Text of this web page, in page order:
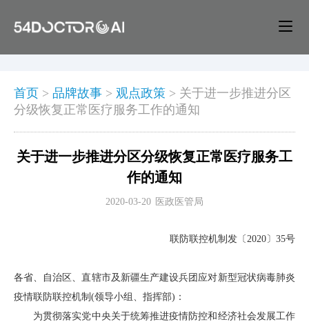
首页 > 品牌故事 > 观点政策 > 关于进一步推进分区
分级恢复正常医疗服务工作的通知
关于进一步推进分区分级恢复正常医疗服务工
作的通知
2020-03-20 医政医管局
联防联控机制发〔2020〕35号
各省、自治区、直辖市及新疆生产建设兵团应对新型冠状病毒肺炎
疫情联防联控机制(领导小组、指挥部)：
为贯彻落实党中央关于统筹推进疫情防控和经济社会发展工作